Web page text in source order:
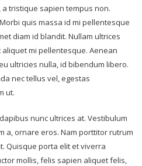
tristique sapien tempus non.
quis massa id mi pellentesque
diam id blandit. Nullam ultrices
mi pellentesque. Aenean
ultricies nulla, id bibendum libero.
nec tellus vel, egestas
ut.
nunc ultrices at. Vestibulum
a, ornare eros. Nam porttitor rutrum
Quisque porta elit et viverra
mollis, felis sapien aliquet felis,